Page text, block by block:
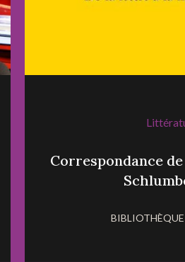
Correspondance